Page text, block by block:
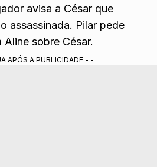
avisa a César que
assassinada. Pilar pede
Aline sobre César.
APÓS A PUBLICIDADE - -